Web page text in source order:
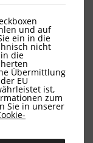
und auf
ein in die
nicht
die
Übermittlung
EU
ist,
zum
Sie in unserer
der
nutzte
zu
ist aber den
Anlagestil
wenig ist die